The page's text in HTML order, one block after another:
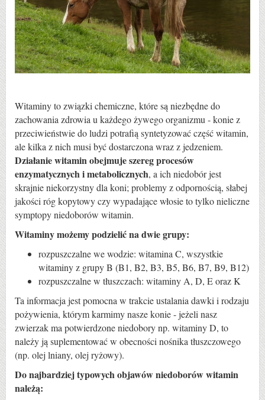
Witaminy to związki chemiczne, które są niezbędne do
zachowania zdrowia u każdego żywego organizmu - konie z
przeciwieństwie do ludzi potrafią syntetyzować część witamin,
ale kilka z nich musi być dostarczona wraz z jedzeniem.
Działanie witamin obejmuje szereg procesów
enzymatycznych i metabolicznych, a ich niedobór jest
skrajnie niekorzystny dla koni; problemy z odpornością, słabej
jakości róg kopytowy czy wypadające włosie to tylko nieliczne
symptopy niedoborów witamin.
Witaminy możemy podzielić na dwie grupy:
rozpuszczalne we wodzie: witamina C, wszystkie
witaminy z grupy B (B1, B2, B3, B5, B6, B7, B9, B12)
rozpuszczalne w tłuszczach: witaminy A, D, E oraz K
Ta informacja jest pomocna w trakcie ustalania dawki i rodzaju
pożywienia, którym karmimy nasze konie - jeżeli nasz
zwierzak ma potwierdzone niedobory np. witaminy D, to
należy ją suplementować w obecności nośnika tłuszczowego
(np. olej lniany, olej ryżowy).
Do najbardziej typowych objawów niedoborów witamin
należą: